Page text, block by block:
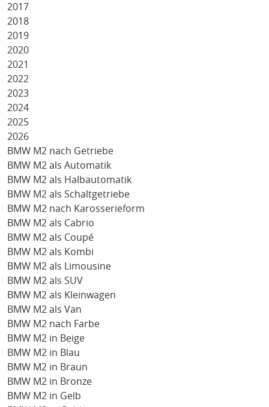
2017
2018
2019
2020
2021
2022
2023
2024
2025
2026
BMW M2 nach Getriebe
BMW M2 als Automatik
BMW M2 als Halbautomatik
BMW M2 als Schaltgetriebe
BMW M2 nach Karosserieform
BMW M2 als Cabrio
BMW M2 als Coupé
BMW M2 als Kombi
BMW M2 als Limousine
BMW M2 als SUV
BMW M2 als Kleinwagen
BMW M2 als Van
BMW M2 nach Farbe
BMW M2 in Beige
BMW M2 in Blau
BMW M2 in Braun
BMW M2 in Bronze
BMW M2 in Gelb